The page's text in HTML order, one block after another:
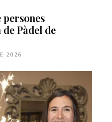
persones
Pàdel de
2026